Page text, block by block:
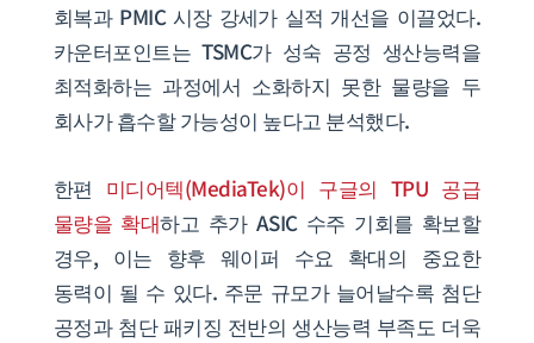
회복과 PMIC 시장 강세가 실적 개선을 이끌었다.
카운터포인트는 TSMC가 성숙 공정 생산능력을
최적화하는 과정에서 소화하지 못한 물량을 두
회사가 흡수할 가능성이 높다고 분석했다.
한편 미디어텍(MediaTek)이 구글의 TPU 공급
물량을 확대하고 추가 ASIC 수주 기회를 확보할
경우, 이는 향후 웨이퍼 수요 확대의 중요한
동력이 될 수 있다. 주문 규모가 늘어날수록 첨단
공정과 첨단 패키징 전반의 생산능력 부족도 더욱